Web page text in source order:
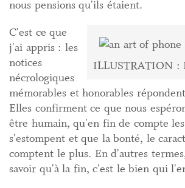
nous pensions qu'ils étaient.
ILLUSTRATION :
C'est ce que
j'ai appris : les
notices
nécrologiques
mémorables et honorables
Elles confirment ce que nous
être humain, qu'en fin de compte
s'estompent et que la bonté, le
comptent le plus. En d'autres
savoir qu'à la fin, c'est le bien qui